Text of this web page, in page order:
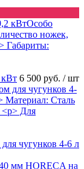
кВт 6 500 руб. / шт
чугунков 4-6 л